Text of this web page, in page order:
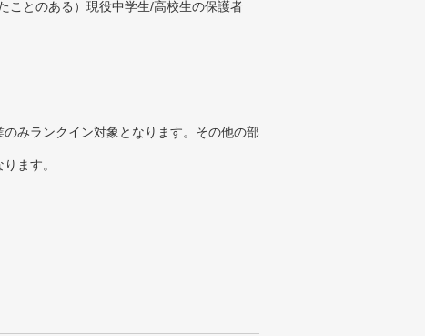
たことのある）現役中学生/高校生の保護者
みランクイン対象となります。その他の部
ます。